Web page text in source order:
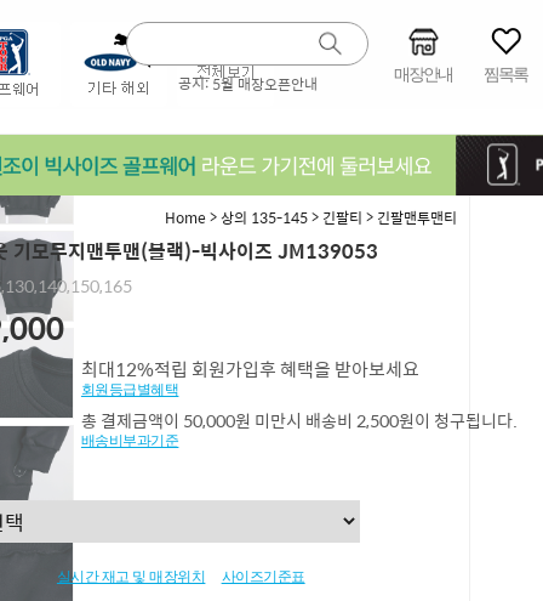
공지:5월 매장오픈안내 매장안내 찜목록
Home>상의 135-145> 긴팔티 > 긴팔맨투맨티
기모무지맨투맨(블랙)-빅사이즈 JM139053
최대12%적립 회원가입후 혜택을 받아보세요
회원등급별혜택
총 결제금액이 50,000원 미만시 배송비 2,500원이 청구됩니다.
배송비부과기준
실시간 재고 및 매장위치 사이즈기준표